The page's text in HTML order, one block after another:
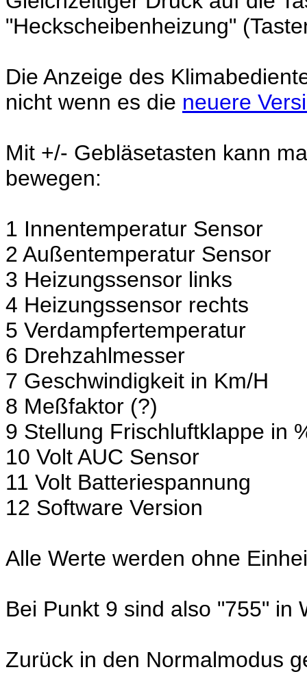
"Heckscheibenheizung"
Die Anzeige des
nicht wenn es die neuere
Mit +/- Gebläsetasten kann
bewegen:
1 Innentemperatur Sensor
2 Außentemperatur Sensor
3 Heizungssensor links
4 Heizungssensor rechts
5 Verdampfertemperatur
6 Drehzahlmesser
7 Geschwindigkeit in Km/H
8 Meßfaktor (?)
9 Stellung Frischluftklappe in
10 Volt AUC Sensor
11 Volt Batteriespannung
12 Software Version
Alle Werte werden ohne
Bei Punkt 9 sind also "755" in
Zurück in den Normalmodus